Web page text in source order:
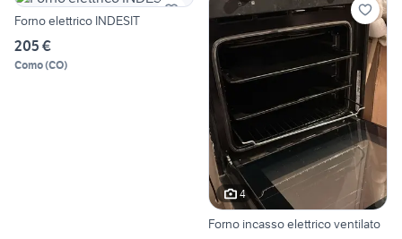
Forno elettrico INDESIT
205 €
Como(CO)
4
Forno incasso elettrico ventilato